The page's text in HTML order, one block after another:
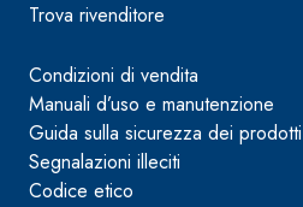
Trova rivenditore
Condizioni di vendita
Manuali d’uso e manutenzione
Guida sulla sicurezza dei prodotti
Segnalazioni illeciti
Codice etico